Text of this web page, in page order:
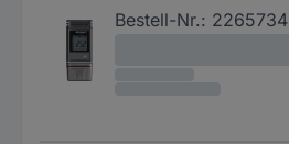
Bestell-Nr.: 2265734